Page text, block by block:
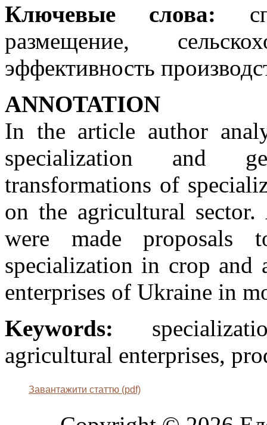
Ключевые слова:
размещение,
эффективность
ANNOTATION
In the article author
specialization and
transformations of
on the agricultural
were made proposals
specialization in crop
enterprises of Ukraine in
Keywords:
agricultural enterprises,
Завантажити статтю (pdf)